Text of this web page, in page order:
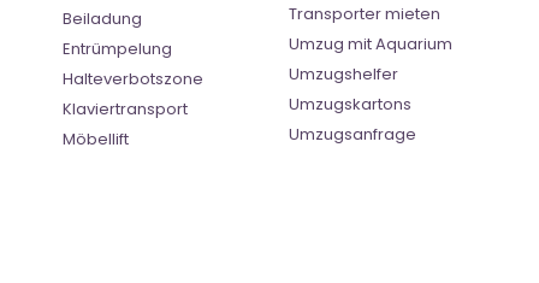
Beiladung
Entrümpelung
Halteverbotszone
Klaviertransport
Möbellift
Transporter mieten
Umzug mit Aquarium
Umzugshelfer
Umzugskartons
Umzugsanfrage